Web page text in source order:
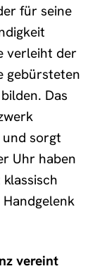
für seine
verleiht der
gebürsteten
Das
sorgt
Uhr haben
vereint